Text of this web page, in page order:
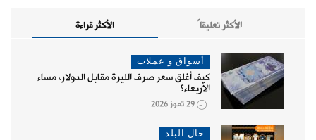
الأكثر قراءة الأكثر تعليقاً
أسواق و عملات
كيف أغلق سعر صرف الليرة مقابل الدولار، مساء
الأربعاء؟
29 تموز 2026
حال البلد